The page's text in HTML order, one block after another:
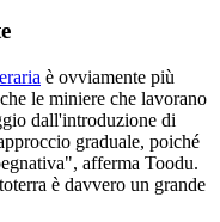
è ovviamente più
le miniere che lavorano
dall'introduzione di
graduale, poiché
afferma Toodu.
è davvero un grande